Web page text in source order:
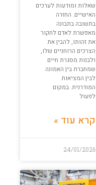
שאלות ומודעות לערכים
האישיים. החזרה
בתשובה בתבונה
מאפשרת לאדם לחקור
את זהותו, להבין את
הצרכים הרוחניים שלו,
ולבנות מסגרת חיים
שמחברת בין האמונה
לבין המציאות
המודרנית. במקום
לפעול
קרא עוד »
24/01/2026